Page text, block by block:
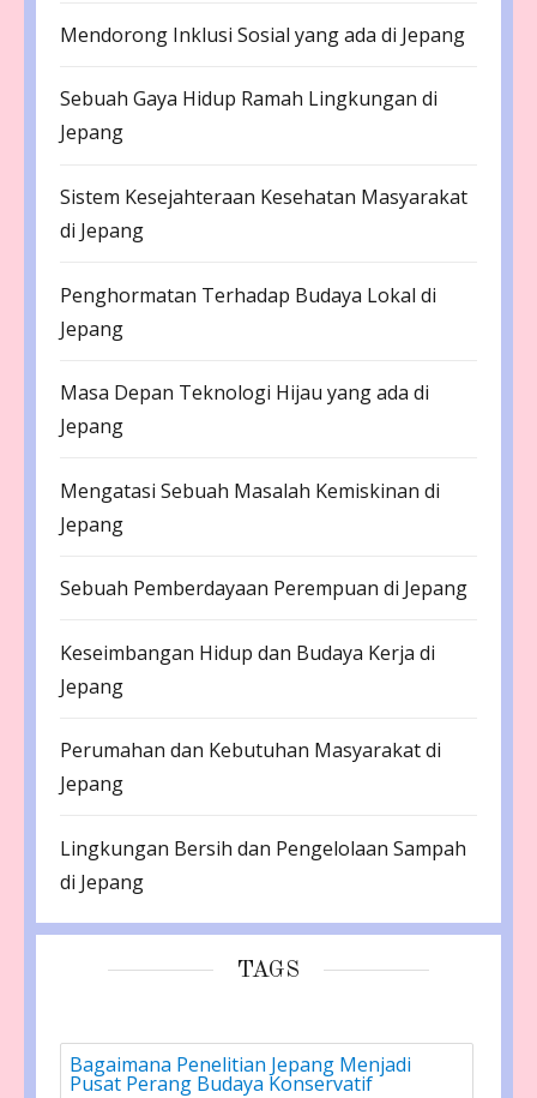
Mendorong Inklusi Sosial yang ada di Jepang
Sebuah Gaya Hidup Ramah Lingkungan di
Jepang
Sistem Kesejahteraan Kesehatan Masyarakat
di Jepang
Penghormatan Terhadap Budaya Lokal di
Jepang
Masa Depan Teknologi Hijau yang ada di
Jepang
Mengatasi Sebuah Masalah Kemiskinan di
Jepang
Sebuah Pemberdayaan Perempuan di Jepang
Keseimbangan Hidup dan Budaya Kerja di
Jepang
Perumahan dan Kebutuhan Masyarakat di
Jepang
Lingkungan Bersih dan Pengelolaan Sampah
di Jepang
TAGS
Bagaimana Penelitian Jepang Menjadi
Pusat Perang Budaya Konservatif